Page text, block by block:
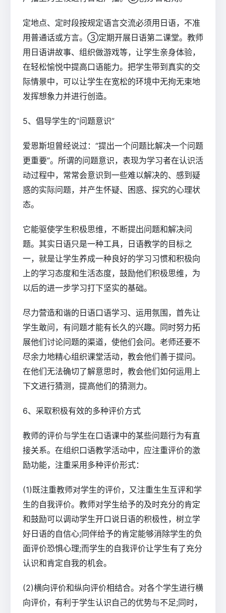
定地点、定时段按规定语言交流必须用日语，不准
用普通话或方言。③定期开展日语第二课堂。教师
用日语讲故事、组织做游戏等，让学生亲身体验，
在轻松愉悦中提高口语能力。把学生带到真实的交
际情景中，可以让学生在宽松的环境中无拘无束地
发挥想象力并进行创造。
5、倡导学生的“问题意识”
爱恩斯坦曾经说过：“提出一个问题比解决一个问题
更重要”。所谓的问题意识，表现为学习者在认识活
动过程中，常常会意识到一些难以解决的、感到疑
惑的实际问题，并产生怀疑、困惑、探究的心理状
态。
它能驱使学生积极思维，不断提出问题和解决问
题。其实日语只是一种工具，日语教学的目标之
一，就是让学生养成一种良好的学习习惯和积极向
上的学习态度和生活态度，鼓励他们积极思维，为
以后的进一步学习打下坚实的基础。
尽力营造和谐的日语口语学习、运用氛围，首先让
学生敢问，有问题才能有长久的兴趣。同时努力拓
展他们讨论问题的渠道，使他们会问。老师还要不
尽余力地精心组织课堂活动，教会他们善于提问。
在他们无法确切了解意思时，教会他们如何运用上
下文进行猜测，提高他们的猜测力。
6、采取积极有效的多种评价方式
教师的评价与学生在口语课中的某些问题行为有直
接关系。在组织口语教学活动中，应注重评价的激
励功能，注重采用多种评价形式：
(1)既注重教师对学生的评价，又注重生生互评和学
生的自我评价。教师对学生给予的及时充分的肯定
和鼓励可以调动学生开口说日语的积极性，树立学
好日语的自信心;同伴给予的肯定能够消除学生的负
面评价恐惧心理;而学生的自我评价让学生有了充分
认识和肯定自我的机会。
(2)横向评价和纵向评价相结合。对各个学生进行横
向评价，有利于学生认识自己的优势与不足;同时，